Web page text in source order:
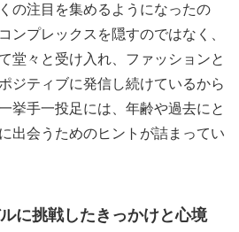
の注目を集めるようになったの
ンプレックスを隠すのではなく、
堂々と受け入れ、ファッションと
ジティブに発信し続けているから
挙手一投足には、年齢や過去にと
出会うためのヒントが詰まってい
に挑戦したきっかけと心境